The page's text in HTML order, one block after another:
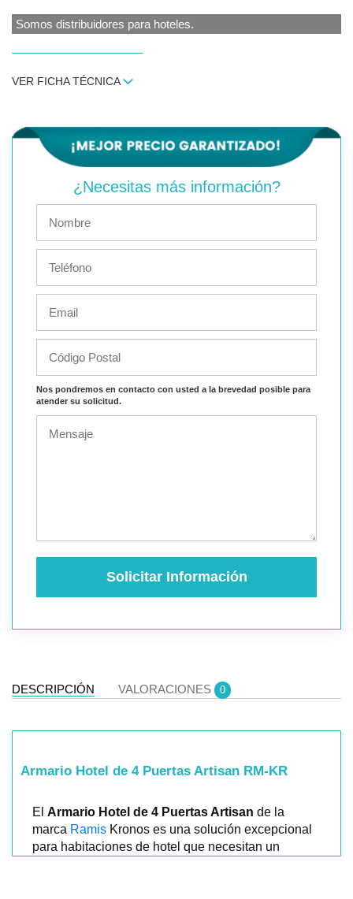
Somos distribuidores para hoteles.
VER FICHA TÉCNICA
¿Necesitas más información?
Nos pondremos en contacto con usted a la brevedad posible para
atender su solicitud.
Solicitar Información
DESCRIPCIÓN VALORACIONES 0
Armario Hotel de 4 Puertas Artisan RM-KR
El Armario Hotel de 4 Puertas Artisan de la
marca Ramis Kronos es una solución excepcional
para habitaciones de hotel que necesitan un